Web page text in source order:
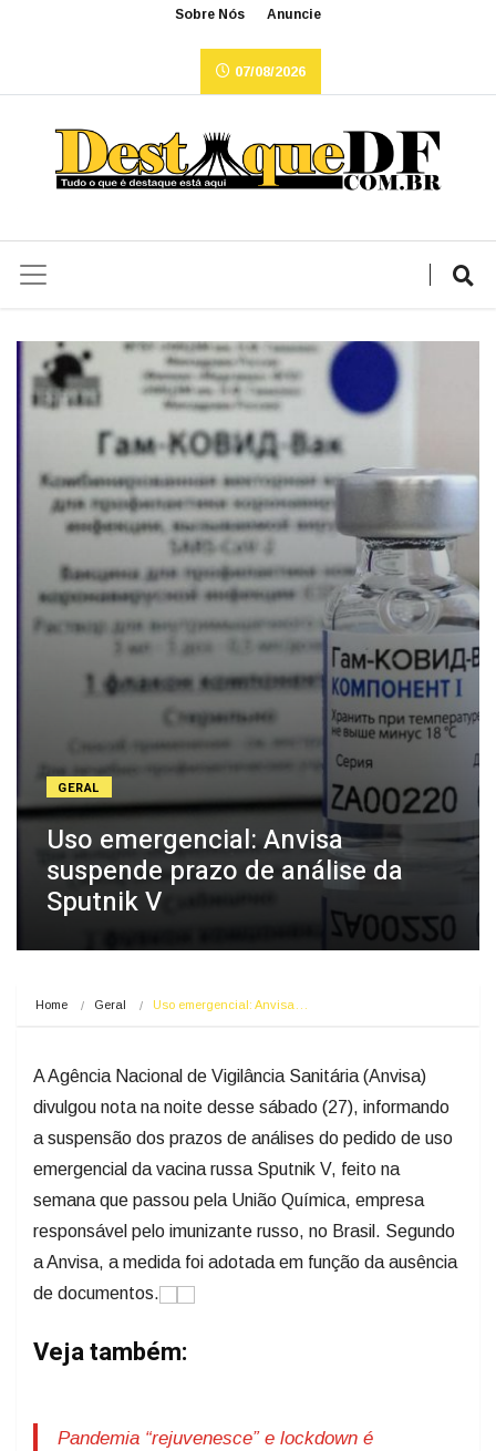
Sobre Nós Anuncie
07/08/2026
GERAL
Uso emergencial: Anvisa
suspende prazo de análise da
Sputnik V
Home Geral Uso emergencial: Anvisa…
A Agência Nacional de Vigilância Sanitária (Anvisa)
divulgou nota na noite desse sábado (27), informando
a suspensão dos prazos de análises do pedido de uso
emergencial da vacina russa Sputnik V, feito na
semana que passou pela União Química, empresa
responsável pelo imunizante russo, no Brasil. Segundo
a Anvisa, a medida foi adotada em função da ausência
de documentos.
Veja também:
Pandemia “rejuvenesce” e lockdown é